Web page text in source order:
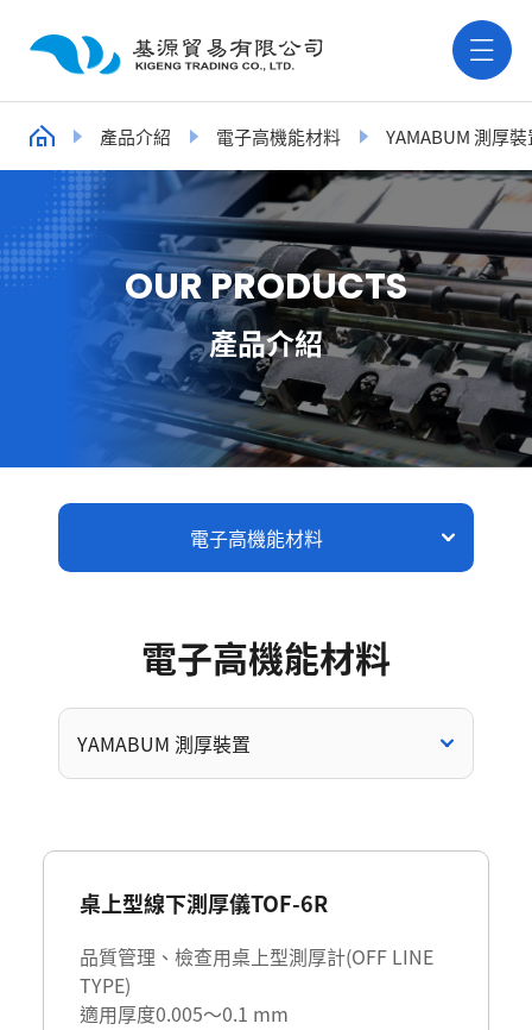
產品介紹 電子高機能材料 YAMABUM 測厚
OURPRODUCTS
產品介紹
電子高機能材料
電子高機能材料
YAMABUM 測厚裝置
桌上型線下測厚儀TOF-6R
品質管理、檢查用桌上型測厚計(OFF LINE
TYPE)
適用厚度0.005～0.1 mm